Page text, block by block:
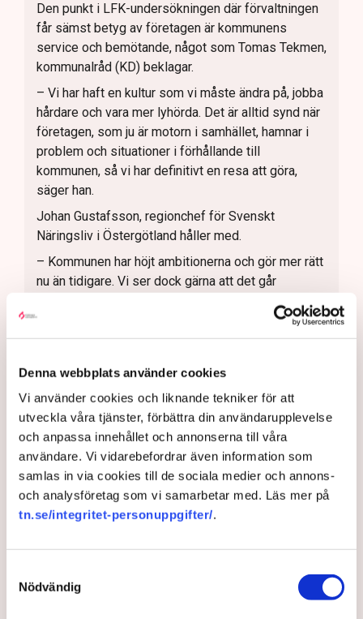
Denna webbplats använder cookies
Vi använder cookies och liknande tekniker för att
utveckla våra tjänster, förbättra din användarupplevelse
och anpassa innehållet och annonserna till våra
användare. Vi vidarebefordrar även information som
samlas in via cookies till de sociala medier och annons-
och analysföretag som vi samarbetar med. Läs mer på
tn.se/integritet-personuppgifter/.
Nödvändig
Den punkt i LFK-undersökningen där förvaltningen
får sämst betyg av företagen är kommunens
service och bemötande, något som Tomas Tekmen,
kommunalråd (KD) beklagar.
– Vi har haft en kultur som vi måste ändra på, jobba
hårdare och vara mer lyhörda. Det är alltid synd när
företagen, som ju är motorn i samhället, hamnar i
problem och situationer i förhållande till
kommunen, så vi har definitivt en resa att göra,
säger han.
Johan Gustafsson, regionchef för Svenskt
Näringsliv i Östergötland håller med.
– Kommunen har höjt ambitionerna och gör mer rätt
nu än tidigare. Vi ser dock gärna att det går
snabbare, att vi det blir fler tydliga resultat. Det tar
tid att återvinna företagens förtroende.
Uteserveringar Restauranger
Norrköpings kommun
Svenskt Näringsliv
TN original
Kristdemokraterna
Norrköping
Anders Carlsson
Publicerad: 5 aug 2026, 11:24